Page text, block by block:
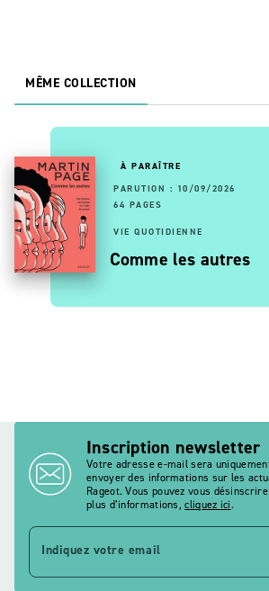
MÊME COLLECTION
À PARAÎTRE
PARUTION : 10/09/2026
64 PAGES
VIE QUOTIDIENNE
Comme les autres
Inscription newsletter
Votre adresse e-mail sera
envoyer des informations sur les
Rageot. Vous pouvez vous
plus d’informations,cliquez ici.
Indiquez votre email